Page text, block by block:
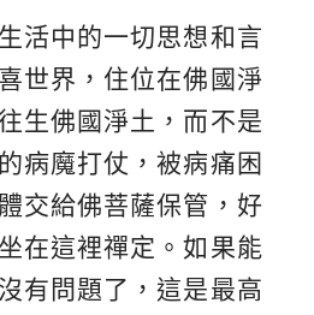
活中的一切思想和言
世界，住位在佛國淨
生佛國淨土，而不是
病魔打仗，被病痛困
交給佛菩薩保管，好
在這裡禪定。如果能
有問題了，這是最高